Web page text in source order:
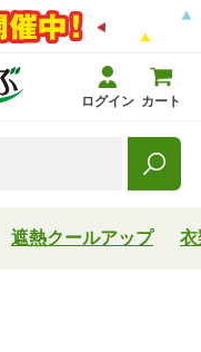
ログイン カート
遮熱クールアップ 衣